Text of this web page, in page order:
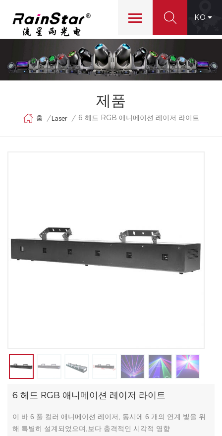
KO
제품
홈 / Laser / 6 헤드 RGB 애니메이션 레이저 라이트
6 헤드 RGB 애니메이션 레이저 라이트
이 바 6 풀 컬러 애니메이션 레이저, 동시에 6 개의 연계 빛을 위
해 특별히 설계되었으며,보다 충격적인 시각적 영향